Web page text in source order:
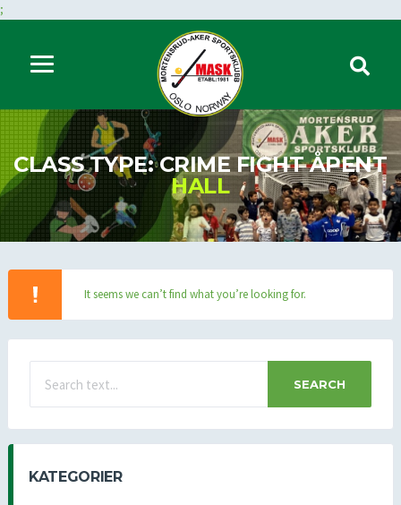
;
CLASS TYPE: CRIME FIGHT ÅPENT
HALL
It seems we can’t find what you’re looking for.
SEARCH
KATEGORIER